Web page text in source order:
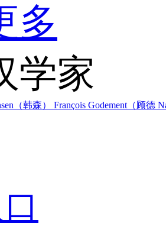
多
学家
（韩森） François Godement（顾德